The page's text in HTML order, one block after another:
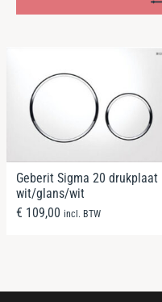
Geberit Sigma 20 drukplaat
wit/glans/wit
€ 109,00 incl. BTW